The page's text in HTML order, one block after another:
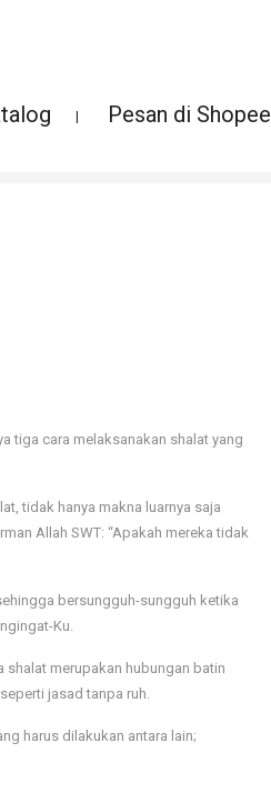
Pesan di Shopee
tiga cara melaksanakan shalat yang
tidak hanya makna luarnya saja
Allah SWT: “Apakah mereka tidak
bersungguh-sungguh ketika
Ku.
shalat merupakan hubungan batin
jasad tanpa ruh.
harus dilakukan antara lain;